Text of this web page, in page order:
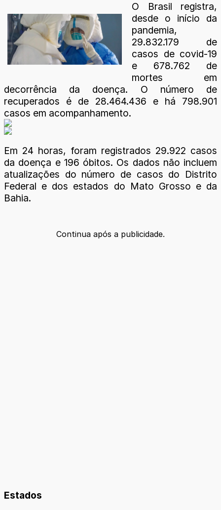
O Brasil registra,
desde o início da
pandemia,
29.832.179 de
casos de covid-19
e 678.762 de
mortes em
decorrência da doença. O número de
recuperados é de 28.464.436 e há 798.901
casos em acompanhamento.
Em 24 horas, foram registrados 29.922 casos
da doença e 196 óbitos. Os dados não incluem
atualizações do número de casos do Distrito
Federal e dos estados do Mato Grosso e da
Bahia.
Continua após a publicidade.
Estados